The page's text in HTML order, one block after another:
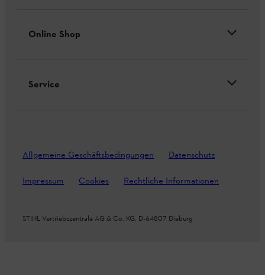
Online Shop
Service
Allgemeine Geschäftsbedingungen Datenschutz
Impressum Cookies Rechtliche Informationen
STIHL Vertriebszentrale AG & Co. KG, D-64807 Dieburg